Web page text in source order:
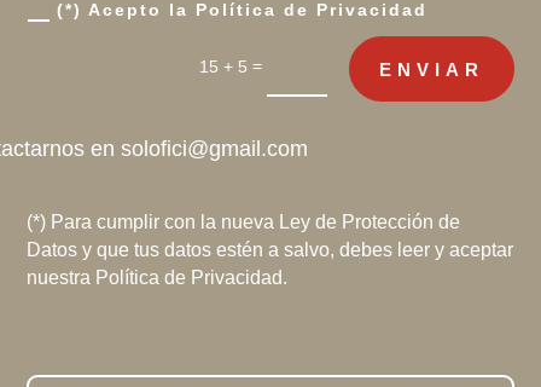
(*) Acepto la Política de Privacidad
15 + 5 = ENVIAR
en solofici@gmail.com
(*) Para cumplir con la nueva Ley de Protección de
Datos y que tus datos estén a salvo, debes leer y aceptar
nuestra Política de Privacidad.